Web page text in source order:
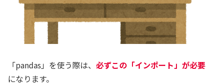
「pandas」を使う際は、 必ずこの「インポート」が必要
になります。